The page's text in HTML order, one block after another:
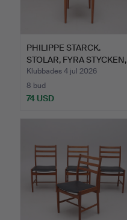
PHILIPPE STARCK.
STOLAR, FYRA STYCKEN,
"MI…
Klubbades 4 jul 2026
8 bud
74 USD